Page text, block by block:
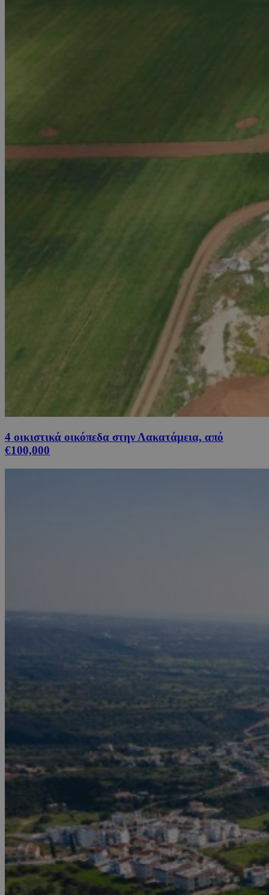
4 οικιστικά οικόπεδα στην Λακατάμεια, από
€100,000